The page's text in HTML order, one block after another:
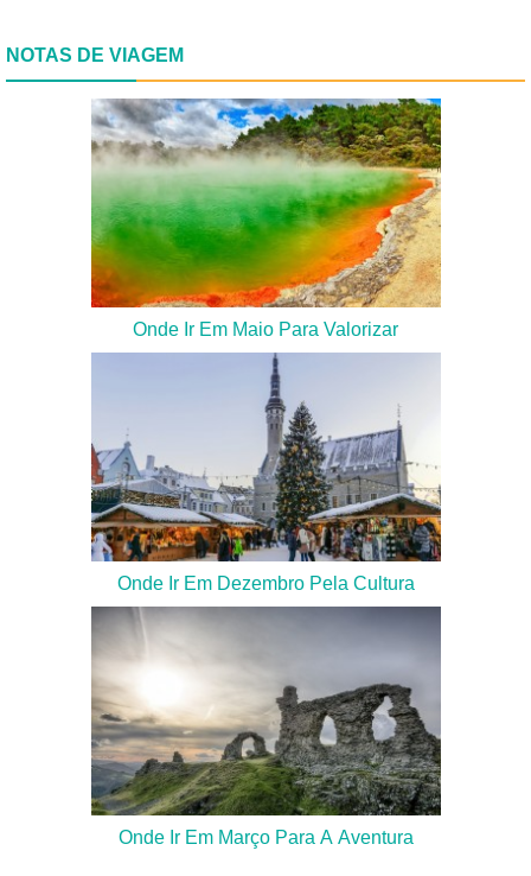
NOTAS DE VIAGEM
Onde Ir Em Maio Para Valorizar
Onde Ir Em Dezembro Pela Cultura
Onde Ir Em Março Para A Aventura